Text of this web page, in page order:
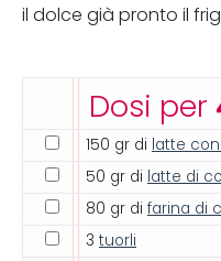
il dolce già pronto il
Dosi per
150 gr di latte
50 gr di latte di
80 gr di farina di
3 tuorli